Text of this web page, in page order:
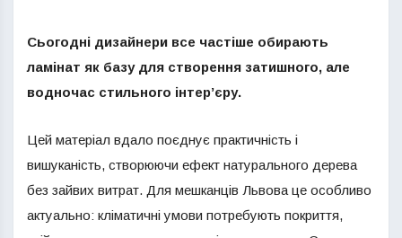
Сьогодні дизайнери все частіше обирають
ламінат як базу для створення затишного, але
водночас стильного інтер’єру.
Цей матеріал вдало поєднує практичність і
вишуканість, створюючи ефект натурального дерева
без зайвих витрат. Для мешканців Львова це особливо
актуально: кліматичні умови потребують покриття,